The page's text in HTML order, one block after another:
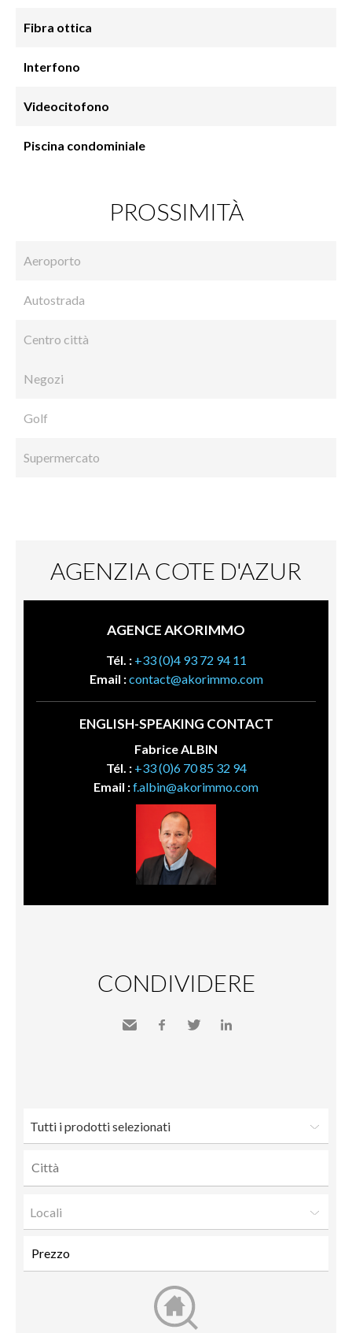
Fibra ottica
Interfono
Videocitofono
Piscina condominiale
PROSSIMITÀ
Aeroporto
Autostrada
Centro città
Negozi
Golf
Supermercato
AGENZIA COTE D'AZUR
AGENCE AKORIMMO
Tél. : +33 (0)4 93 72 94 11
Email :contact@akorimmo.com
ENGLISH-SPEAKING CONTACT
Fabrice ALBIN
Tél. : +33 (0)6 70 85 32 94
Email :f.albin@akorimmo.com
CONDIVIDERE
Tutti i prodotti selezionati
Locali